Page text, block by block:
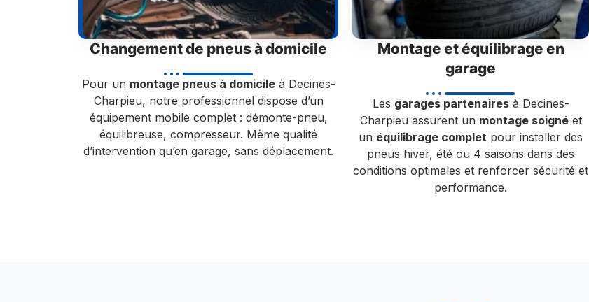
Changement de pneus à domicile
Pour un montage pneus à domicileà Decines-
Charpieu, notre professionnel dispose d’un
équipement mobile complet : démonte-pneu,
équilibreuse, compresseur. Même qualité
d’intervention qu’en garage, sans déplacement.
Montage et équilibrage en
garage
Les garages partenairesà Decines-
Charpieu assurent un montage soignéet
un équilibrage complet pour installer des
pneus hiver, été ou 4 saisons dans des
conditions optimales et renforcer sécurité et
performance.